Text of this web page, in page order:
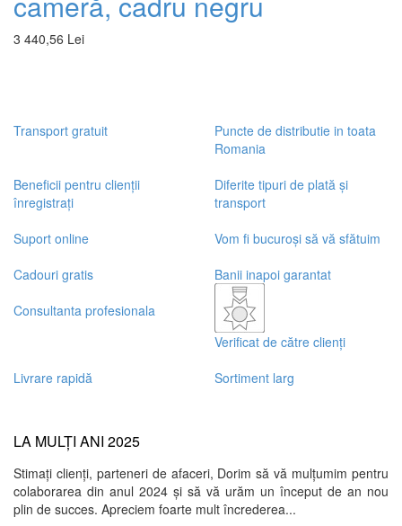
3 440,56 Lei
Transport gratuit
Puncte de distributie in toata
Romania
Beneficii pentru clienții
înregistrați
Diferite tipuri de plată și
transport
Suport online
Vom fi bucuroși să vă sfătuim
Cadouri gratis
Banii inapoi garantat
Consultanta profesionala
Verificat de către clienți
Livrare rapidă
Sortiment larg
LA MULȚI ANI 2025
Stimați clienți, parteneri de afaceri, Dorim să vă mulțumim pentru
colaborarea din anul 2024 și să vă urăm un început de an nou
plin de succes. Apreciem foarte mult încrederea...